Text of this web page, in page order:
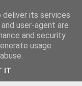
its services
user-agent are
and security
usage
IT